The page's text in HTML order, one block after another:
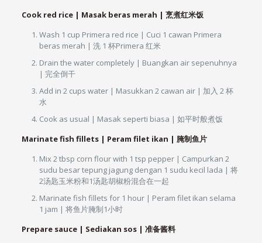
Cook red rice | Masak beras merah | 烹煮红米饭
Wash 1 cup Primera red rice | Cuci 1 cawan Primera
beras merah | 洗 1 杯Primera 红米
Drain the water completely | Buangkan air sepenuhnya
| 完全倒干
Add in 2 cups water | Masukkan 2 cawan air | 加入 2 杯
水
Cook as usual | Masak seperti biasa | 如平时般煮饭
Marinate fish fillets | Peram filet ikan | 腌制鱼片
Mix 2 tbsp corn flour with 1 tsp pepper | Campurkan 2
sudu besar tepung jagung dengan 1 sudu kecil lada | 将
2汤匙玉米粉和1汤匙胡椒粉混合在一起
Marinate fish fillets for 1 hour | Peram filet ikan selama
1 jam | 将鱼片腌制1小时
Prepare sauce | Sediakan sos | 准备酱料